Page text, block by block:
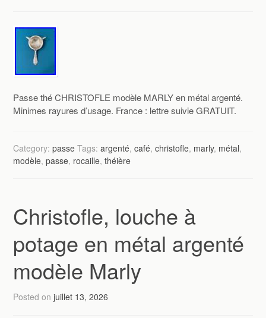
Passe thé CHRISTOFLE modèle MARLY en métal argenté.
Minimes rayures d’usage. France : lettre suivie GRATUIT.
Category:passe Tags:argenté,café,christofle, marly, métal,
modèle,passe, rocaille,théière
Christofle, louche à
potage en métal argenté
modèle Marly
Posted onjuillet 13, 2026